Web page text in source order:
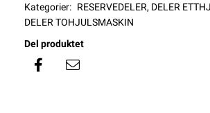
Kategorier: RESERVEDELER, DELER
DELER TOHJULSMASKIN
Del produktet